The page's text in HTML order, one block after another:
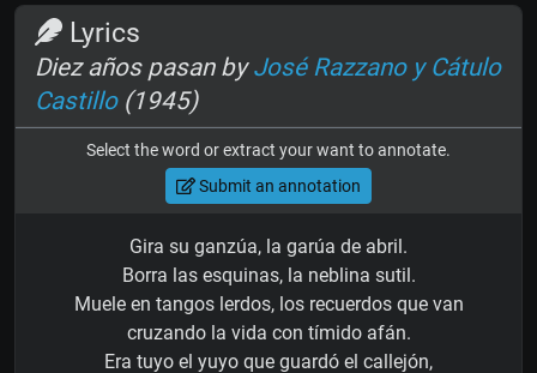
Lyrics
Diez años pasan byJosé Razzano y Cátulo
Castillo(1945)
Select the word or extract your want to annotate.
Submit an annotation
Gira su ganzúa, la garúa de abril.
Borra las esquinas, la neblina sutil.
Muele en tangos lerdos, los recuerdos que van
cruzando la vida con tímido afán.
Era tuyo el yuyo que guardó el callejón,